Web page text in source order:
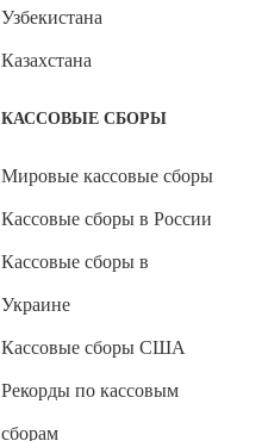
Узбекистана
Казахстана
КАССОВЫЕ СБОРЫ
Мировые кассовые сборы
Кассовые сборы в России
Кассовые сборы в
Украине
Кассовые сборы США
Рекорды по кассовым
сборам